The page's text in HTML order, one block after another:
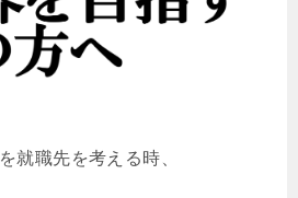
を就職先を考える時、